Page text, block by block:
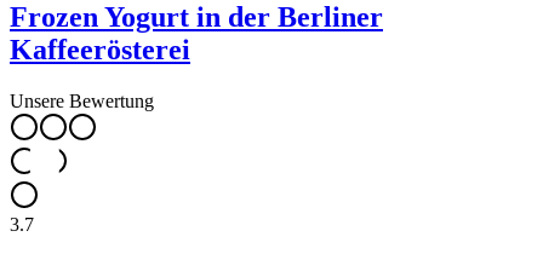
Frozen Yogurt in der Berliner
Kaffeerösterei
Unsere Bewertung
3.7